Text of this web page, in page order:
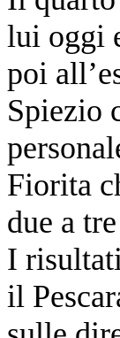
lui oggi
poi
Spiezio
Fiorita
due a
I
il